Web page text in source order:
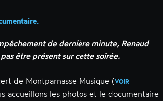
de dernière minute, Renaud
être présent sur cette soirée.
de Montparnasse Musique (VOIR
accueillons les photos et le documentaire